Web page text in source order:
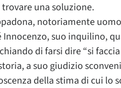
una soluzione.
notoriamente
Innocenzo, suo inquilino,
di farsi dire “si
a suo giudizio
della stima di cui lo